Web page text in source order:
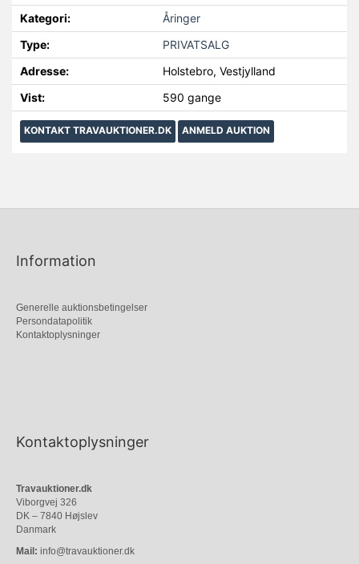
Kategori:
Åringer
Type:
PRIVATSALG
Adresse:
Holstebro, Vestjylland
Vist:
590 gange
KONTAKT TRAVAUKTIONER.DK ANMELD AUKTION
Information
Generelle auktionsbetingelser
Persondatapolitik
Kontaktoplysninger
Kontaktoplysninger
Travauktioner.dk
Viborgvej 326
DK – 7840 Højslev
Danmark
Mail: info@travauktioner.dk